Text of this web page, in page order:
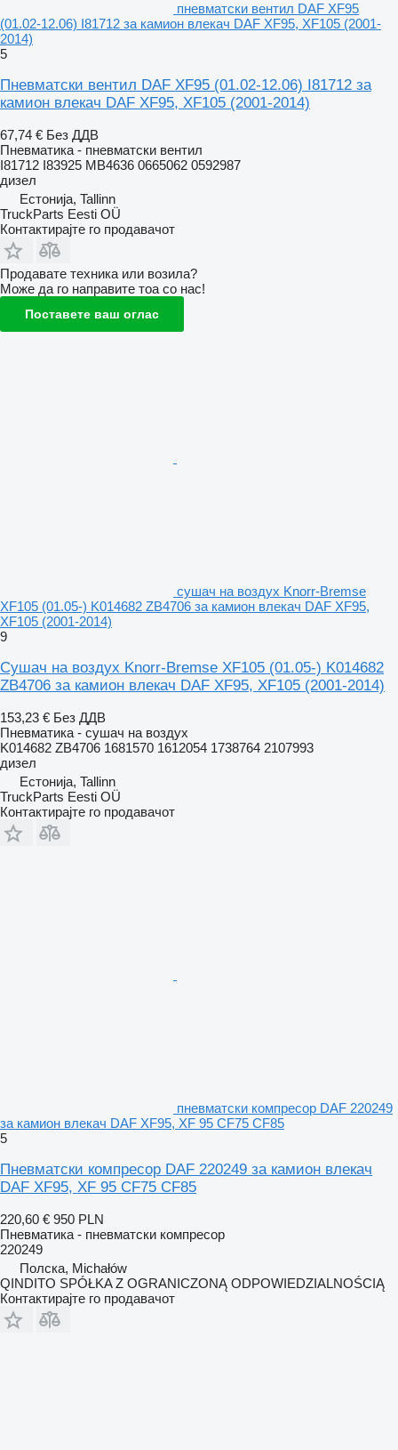
пневматски вентил DAF XF95
(01.02-12.06) I81712 за камион влекач DAF XF95, XF105 (2001-
2014)
5
Пневматски вентил DAF XF95 (01.02-12.06) I81712 за
камион влекач DAF XF95, XF105 (2001-2014)
67,74 € Без ДДВ
Пневматика - пневматски вентил
I81712 I83925 MB4636 0665062 0592987
дизел
Естонија, Tallinn
TruckParts Eesti OÜ
Контактирајте го продавачот
Продавате техника или возила?
Може да го направите тоа со нас!
Поставете ваш оглас
сушач на воздух Knorr-Bremse
XF105 (01.05-) K014682 ZB4706 за камион влекач DAF XF95,
XF105 (2001-2014)
9
Сушач на воздух Knorr-Bremse XF105 (01.05-) K014682
ZB4706 за камион влекач DAF XF95, XF105 (2001-2014)
153,23 € Без ДДВ
Пневматика - сушач на воздух
K014682 ZB4706 1681570 1612054 1738764 2107993
дизел
Естонија, Tallinn
TruckParts Eesti OÜ
Контактирајте го продавачот
пневматски компресор DAF 220249
за камион влекач DAF XF95, XF 95 CF75 CF85
5
Пневматски компресор DAF 220249 за камион влекач
DAF XF95, XF 95 CF75 CF85
220,60 € 950 PLN
Пневматика - пневматски компресор
220249
Полска, Michałów
QINDITO SPÓŁKA Z OGRANICZONĄ ODPOWIEDZIALNOŚCIĄ
Контактирајте го продавачот